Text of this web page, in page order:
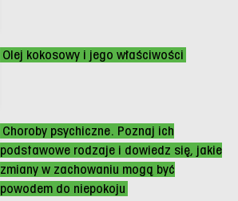
Olej kokosowy i jego właściwości
Choroby psychiczne. Poznaj ich
podstawowe rodzaje i dowiedz się, jakie
zmiany w zachowaniu mogą być
powodem do niepokoju